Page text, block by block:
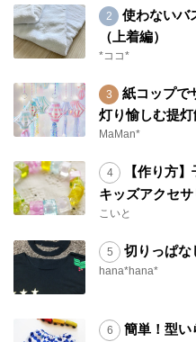
ました*\(^o^)/*
使わない
（上着編）
*ココ*
紙コップで
灯り愉しむ提
MaMan*
【作り方
キッズアクセ
こいと
切りっぱ
hana*hana*
簡単！型い